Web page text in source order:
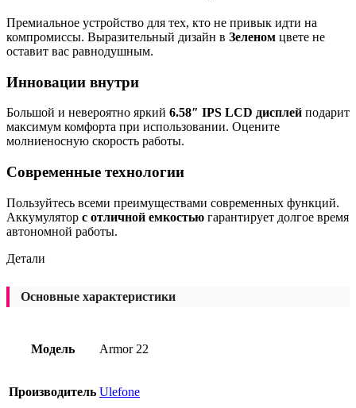
Премиальное устройство для тех, кто не привык идти на
компромиссы. Выразительный дизайн в Зеленом цвете не
оставит вас равнодушным.
Инновации внутри
Большой и невероятно яркий 6.58″ IPS LCD дисплей подарит
максимум комфорта при использовании. Оцените
молниеносную скорость работы.
Современные технологии
Пользуйтесь всеми преимуществами современных функций.
Аккумулятор с отличной емкостью гарантирует долгое время
автономной работы.
Детали
Основные характеристики
Модель Armor 22
Производитель Ulefone